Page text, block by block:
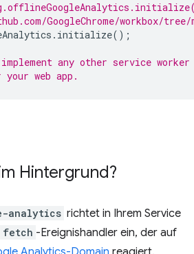
GoogleChrome/workbox/tree/
. initialize();
any other service worker
web app.
Hintergrund?
analytics richtet in Ihrem Service
fetch -Ereignishandler ein, der auf